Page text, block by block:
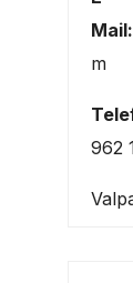
Mail:
m
962